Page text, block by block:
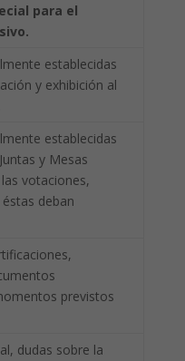
para el
establecidas
y exhibición al
establecidas
y Mesas
votaciones,
deban
previstos
dudas sobre la